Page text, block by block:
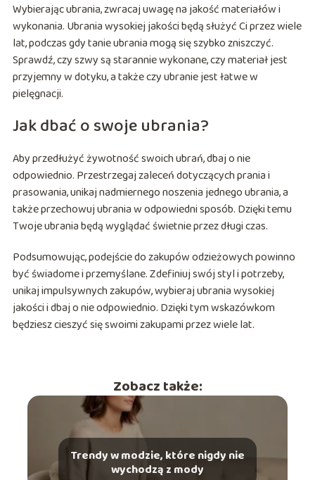
Wybierając ubrania, zwracaj uwagę na jakość materiałów i
wykonania. Ubrania wysokiej jakości będą służyć Ci przez wiele
lat, podczas gdy tanie ubrania mogą się szybko zniszczyć.
Sprawdź, czy szwy są starannie wykonane, czy materiał jest
przyjemny w dotyku, a także czy ubranie jest łatwe w
pielęgnacji.
Jak dbać o swoje ubrania?
Aby przedłużyć żywotność swoich ubrań, dbaj o nie
odpowiednio. Przestrzegaj zaleceń dotyczących prania i
prasowania, unikaj nadmiernego noszenia jednego ubrania, a
także przechowuj ubrania w odpowiedni sposób. Dzięki temu
Twoje ubrania będą wyglądać świetnie przez długi czas.
Podsumowując, podejście do zakupów odzieżowych powinno
być świadome i przemyślane. Zdefiniuj swój styl i potrzeby,
unikaj impulsywnych zakupów, wybieraj ubrania wysokiej
jakości i dbaj o nie odpowiednio. Dzięki tym wskazówkom
będziesz cieszyć się swoimi zakupami przez wiele lat.
Zobacz także:
Trendy w modzie, które nigdy nie
wychodzą z mody